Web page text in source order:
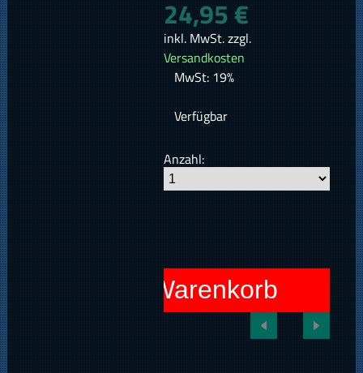
24,95 €
inkl. MwSt. zzgl.
Versandkosten
MwSt: 19%
Verfügbar
Anzahl:
In den Warenkorb